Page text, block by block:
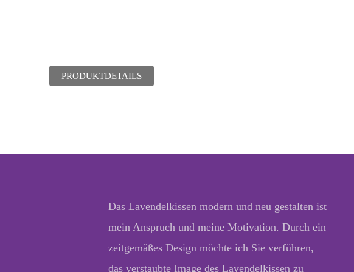
PRODUKTDETAILS
Das Lavendelkissen modern und neu gestalten ist
mein Anspruch und meine Motivation. Durch ein
zeitgemäßes Design möchte ich Sie verführen,
das verstaubte Image des Lavendelkissen zu